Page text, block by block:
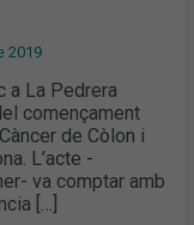
2019
a La Pedrera
començament
de Còlon i
L’acte -
va comptar amb
[…]